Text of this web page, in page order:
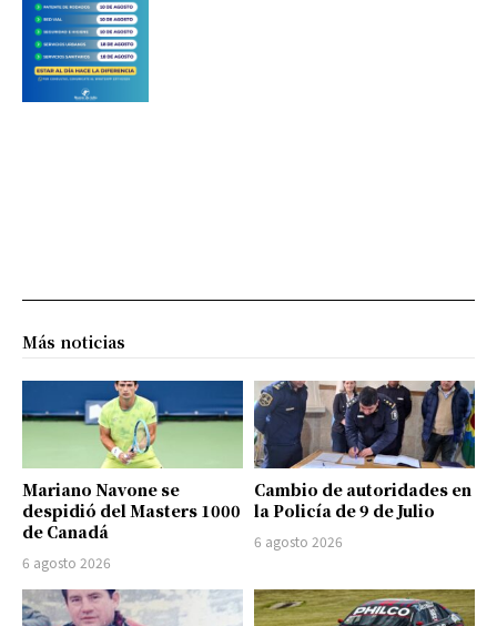
Más noticias
Mariano Navone se
despidió del Masters 1000
de Canadá
6 agosto 2026
Cambio de autoridades en
la Policía de 9 de Julio
6 agosto 2026